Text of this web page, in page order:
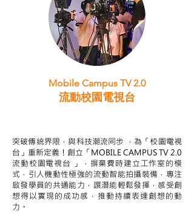
Mobile Campus TV 2.0
流動校園電視台
突破傳統界限，與科技潮流同步 ，為「校園電視
台」重新定義！創立「MOBILE CAMPUS TV 2.0
流動校園電視台 」，摒棄費時建立工作室的模
式，引人機動性極強的流動智能拍攝裝備，專注
啟發學員的共通能力，譔潛能輕鬆發揮，感受創
想得以實現的成功感，推動持續表達創想的動
力。